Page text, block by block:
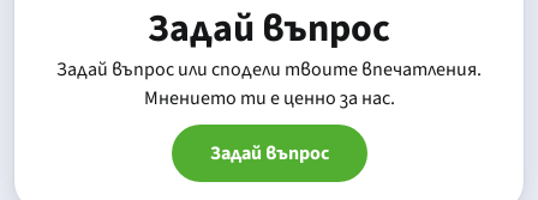
Задай въпрос
Задай въпрос или сподели твоите впечатления.
Mнението ти е ценно за нас.
Задай въпрос